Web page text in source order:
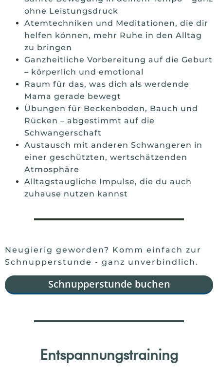
ohne Leistungsdruck
Atemtechniken und Meditationen, die dir
helfen können, mehr Ruhe in den Alltag
zu bringen
Ganzheitliche Vorbereitung auf die Geburt
– körperlich und emotional
Raum für das, was dich als werdende
Mama gerade bewegt
Übungen für Beckenboden, Bauch und
Rücken – abgestimmt auf die
Schwangerschaft
Austausch mit anderen Schwangeren in
einer geschützten, wertschätzenden
Atmosphäre
Alltagstaugliche Impulse, die du auch
zuhause nutzen kannst
Neugierig geworden? Komm einfach zur
Schnupperstunde - ganz unverbindlich.
Schnupperstunde buchen
Entspannungstraining